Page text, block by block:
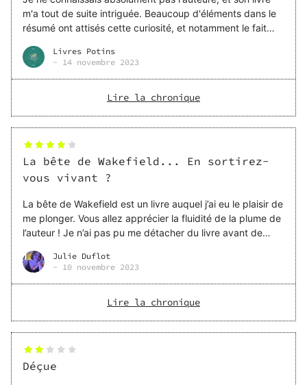
m'a tout de suite intriguée. Beaucoup d'éléments dans le
résumé ont attisés cette curiosité, et notamment le fait
je connais si bien. Les personnages sont bien développés
et très bie
Livres Potins
- 14 novembre 2023
Lire la chronique
La bête de Wakefield... En sortirez-
vous vivant ?
La bête de Wakefield est un livre auquel j’ai eu le plaisir de
me plonger. Vous allez apprécier la fluidité de la plume de
l’auteur ! Je n’ai pas pu me détacher du livre avant de
fin. La taille des chapitres est correcte, permettant à qui
Julie Duflot
- 10 novembre 2023
Lire la chronique
Déçue